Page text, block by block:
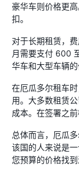
豪华车则价格更
扣。
对于长期租赁，
月需要支付 600
华车和大型车辆
在厄瓜多尔租车
用。大多数租赁
成本。在签署之
总体而言，厄瓜
该国的人来说是
您预算的价格找到